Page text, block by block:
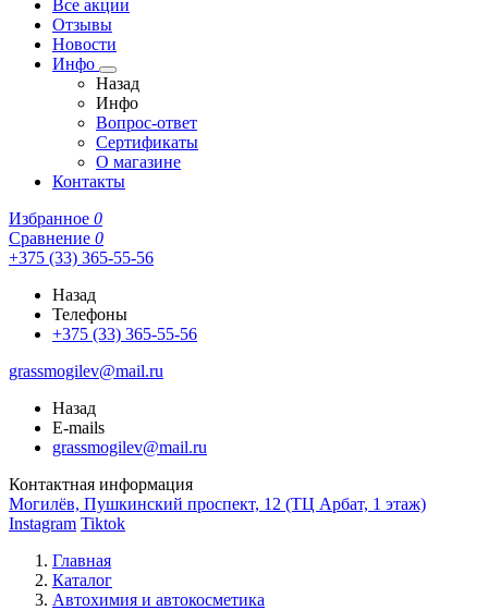
Все акции
Отзывы
Новости
Инфо
Назад
Инфо
Вопрос-ответ
Сертификаты
О магазине
Контакты
Избранное 0
Сравнение 0
+375 (33) 365-55-56
Назад
Телефоны
+375 (33) 365-55-56
grassmogilev@mail.ru
Назад
E-mails
grassmogilev@mail.ru
Контактная информация
Могилёв, Пушкинский проспект, 12 (ТЦ Арбат, 1 этаж)
Instagram Tiktok
Главная
Каталог
Автохимия и автокосметика